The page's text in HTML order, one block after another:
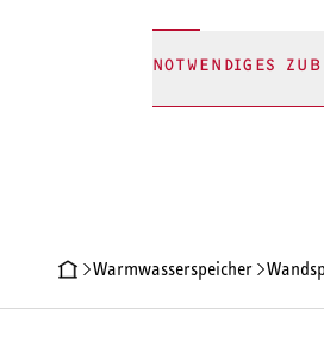
NOTWENDIGES
PRODUKTDETAILS
Warmwasserspeicher